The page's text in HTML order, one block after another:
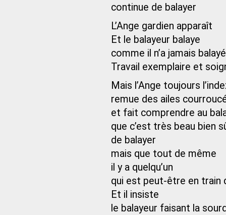
continue de balayer
L’Ange gardien apparaît
Et le balayeur balaye
comme il n’a jamais balayé
Travail exemplaire et
Mais l’Ange toujours
remue des ailes
et fait comprendre au
que c’est très beau bien
de balayer
mais que tout de même
il y a quelqu’un
qui est peut-être en train
Et il insiste
le balayeur faisant la